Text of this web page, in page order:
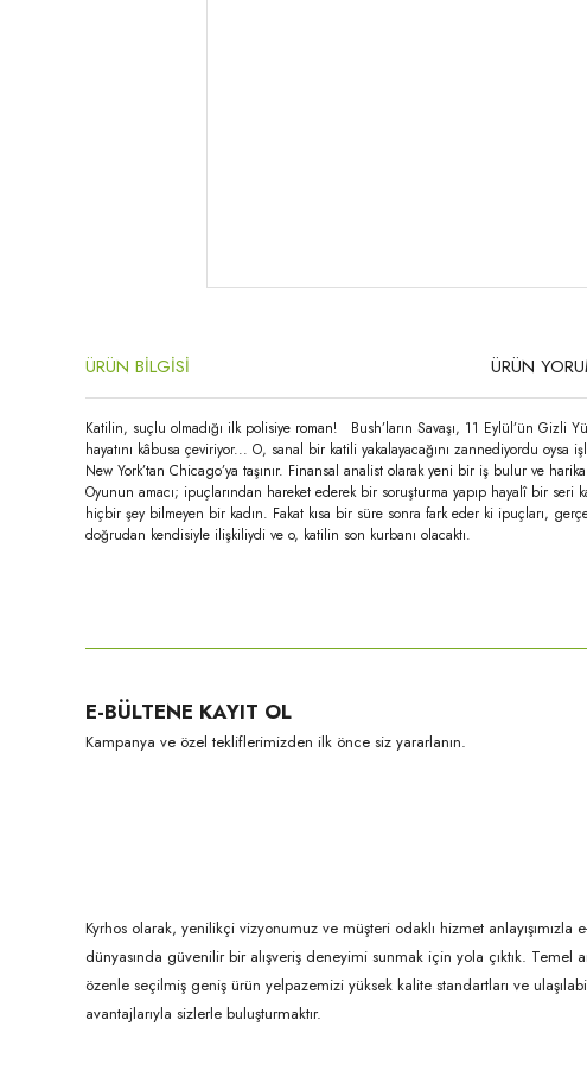
ÜRÜN BİLGİSİ ÜRÜN
Katilin, suçlu olmadığı ilk polisiye roman! Bush’ların Savaşı, 11 Eylül’ün
hayatını kâbusa çeviriyor... O, sanal bir katili yakalayacağını zannediyordu
New York’tan Chicago’ya taşınır. Finansal analist olarak yeni bir iş bulur ve
Oyunun amacı; ipuçlarından hareket ederek bir soruşturma yapıp hayalî bir seri
hiçbir şey bilmeyen bir kadın. Fakat kısa bir süre sonra fark eder ki ipuçları,
doğrudan kendisiyle ilişkiliydi ve o, katilin son kurbanı olacaktı.
Ürün açıklamasında eksik bilgiler bulunuyor.
Ürün bilgilerinde hatalar bulunuyor.
E-BÜLTENE KAYIT OL
Kampanya ve özel tekliflerimizden ilk önce siz yararlanın.
Kyrhos olarak, yenilikçi vizyonumuz ve müşteri odaklı hizmet anlayışımızla
dünyasında güvenilir bir alışveriş deneyimi sunmak için yola çıktık. Temel
özenle seçilmiş geniş ürün yelpazemizi yüksek kalite standartları ve
avantajlarıyla sizlerle buluşturmaktır.